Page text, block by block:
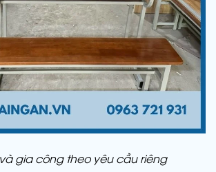
và gia công theo yêu cầu riêng